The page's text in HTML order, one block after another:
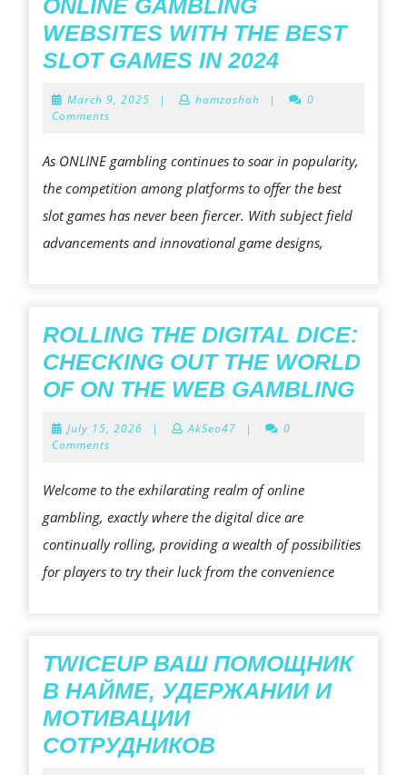
ONLINE GAMBLING
WEBSITES WITH THE BEST
SLOT GAMES IN 2024ONLINE
THE
BEST
SLOT
GAMES
March 9, 2025 March
| hamzashah |
0
Comments
As ONLINE gambling continues to soar in popularity,
the competition among platforms to offer the best
slot games has never been fiercer. With subject field
advancements and innovational game designs,
ROLLING THE DIGITAL DICE:
CHECKING OUT THE WORLD
OF ON THE WEB GAMBLING
THE
THE
July 15, 2026 July| AkSeo47 |
0
Comments
Welcome to the exhilarating realm of online
gambling, exactly where the digital dice are
continually rolling, providing a wealth of possibilities
for players to try their luck from the convenience
TWICEUP ВАШ ПОМОЩНИК
В НАЙМЕ, УДЕРЖАНИИ И
МОТИВАЦИИ
СОТРУДНИКОВ